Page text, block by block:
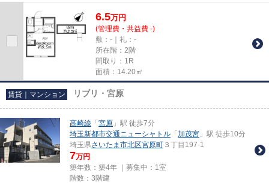
6.5万円
(管理費・共益費 -)
敷：-｜礼：-
所在階：2階
間取り：1R
面積：14.20㎡
賃貸｜マンション リブリ・宮原
高崎線 「 宮原 」駅 徒歩7分
埼玉新都市交通ニューシャトル 「 加茂宮 」駅 徒歩10分
埼玉県さいたま市北区宮原町 ３丁目197-1
7万円
築年数：築4年 ｜募集中： 1室
階数：3階建